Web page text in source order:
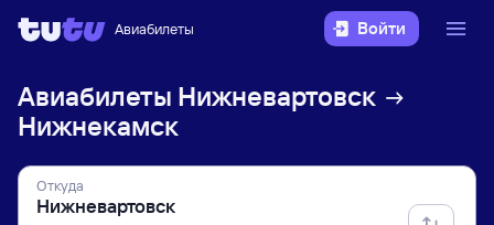
Авиабилеты Войти
Авиабилеты Нижневартовск
Нижнекамск
Откуда